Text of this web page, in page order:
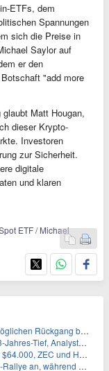
ETFs, dem
Spannungen
sich die Preise in
Saylor auf
er den
"add more
Matt Hougan,
dieser Krypto-
Investoren
zur Sicherheit.
digitale
und klaren
ETF / Michael
bei Bitcoin (BTC)
erwarten jedoch baldige Erholung
HYPE mit starken Kursgewinnen
Bitcoin $65.000 anpeilt